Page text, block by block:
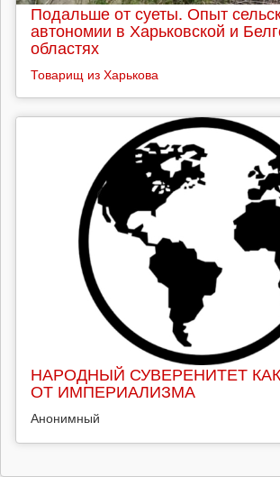
Подальше от суеты. Опыт
автономии в Харьковской и
областях
Товарищ из Харькова
НАРОДНЫЙ СУВЕРЕНИТЕТ
ОТ ИМПЕРИАЛИЗМА
Анонимный